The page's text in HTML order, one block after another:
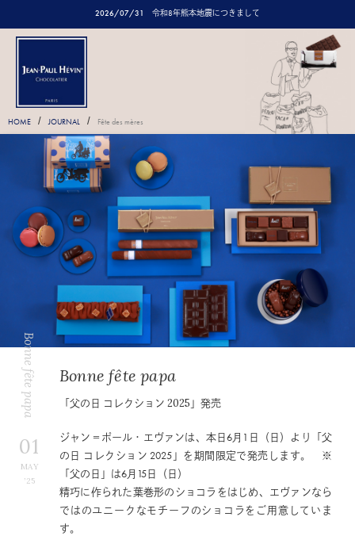
2026/07/31 令和8年熊本地震につきまして
HOME / JOURNAL / Fête des mères
Bonne fête papa
01
MAY
’25
Bonne fête papa
「父の日 コレクション 2025」発売
ジャン＝ポール・エヴァンは、本日6月1日（日）より「父
の日 コレクション 2025」を期間限定で発売します。 ※
「父の日」は6月15日（日）
精巧に作られた葉巻形のショコラをはじめ、エヴァンなら
ではのユニークなモチーフのショコラをご用意していま
す。